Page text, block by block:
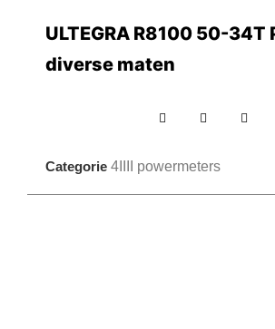
ULTEGRA R8100 50-34T
diverse maten
Categorie 4IIII powermeters